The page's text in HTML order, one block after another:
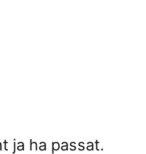
ja ha passat.